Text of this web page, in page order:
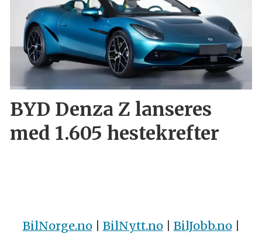
BYD Denza Z lanseres
med 1.605 hestekrefter
BilNorge.no| BilNytt.no| BilJobb.no|